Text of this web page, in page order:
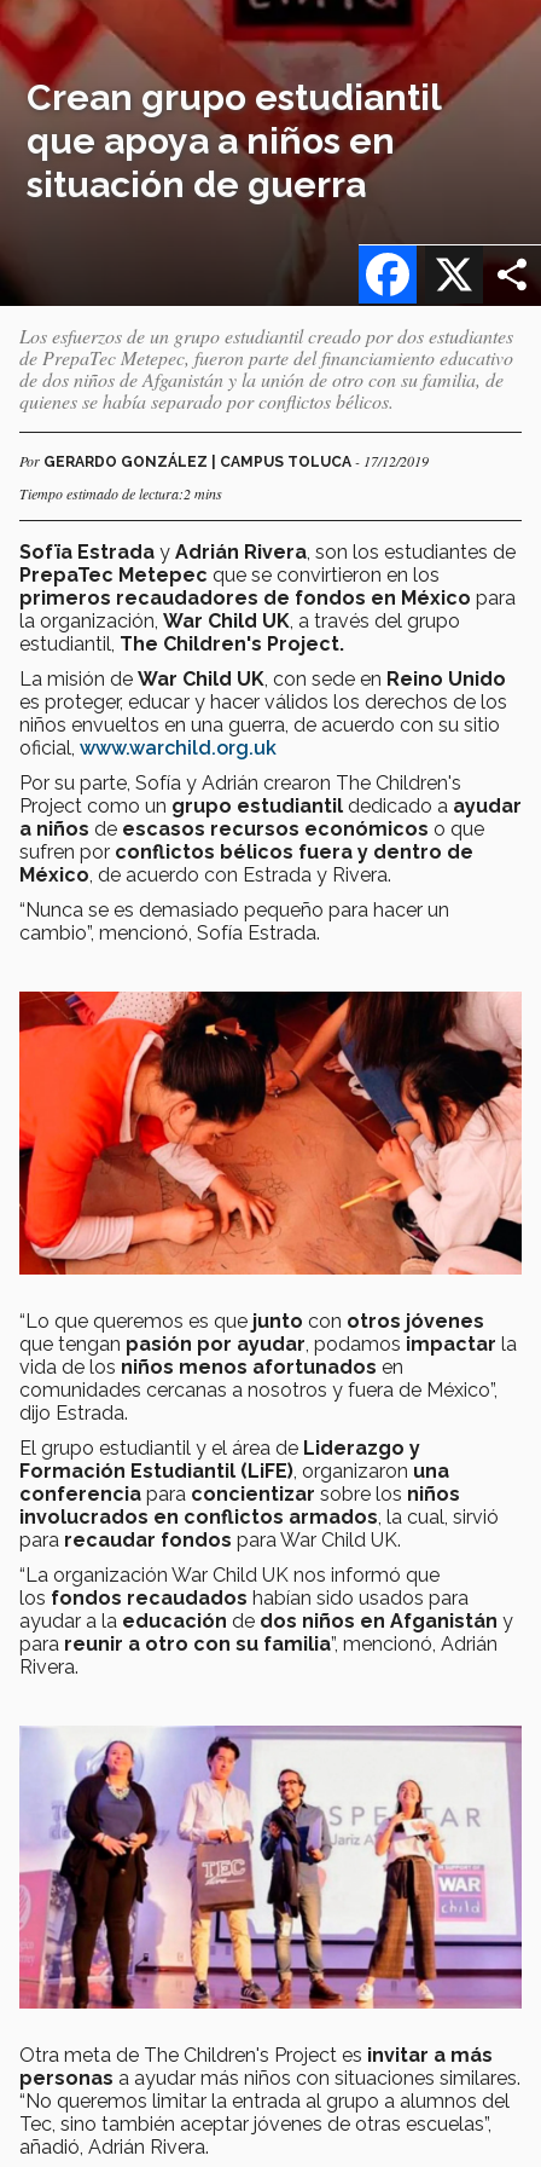
Crean grupo estudiantil
que apoya a niños en
situación de guerra
X
Facebook
Los esfuerzos de un grupo estudiantil creado por dos estudiantes
de PrepaTec Metepec, fueron parte del financiamiento educativo
de dos niños de Afganistán y la unión de otro con su familia, de
quienes se había separado por conflictos bélicos.
Por GERARDO GONZÁLEZ | CAMPUS TOLUCA - 17/12/2019
Tiempo estimado de lectura:2 mins
Sofïa Estrada y Adrián Rivera , son los estudiantes de
PrepaTec Metepec que se convirtieron en los
primeros recaudadores de fondos en México para
la organización, War Child UK , a través del grupo
estudiantil, The Children's Project.
La misión de War Child UK , con sede en Reino Unido
es proteger, educar y hacer válidos los derechos de los
niños envueltos en una guerra, de acuerdo con su sitio
oficial, www.warchild.org.uk
Por su parte, Sofía y Adrián crearon The Children's
Project como un grupo estudiantil dedicado a ayudar
a niños de escasos recursos económicos o que
sufren por conflictos bélicos fuera y dentro de
México , de acuerdo con Estrada y Rivera.
“Nunca se es demasiado pequeño para hacer un
cambio”, mencionó, Sofía Estrada.
“Lo que queremos es que junto con otros jóvenes
que tengan pasión por ayudar , podamos impactar la
vida de los niños menos afortunados en
comunidades cercanas a nosotros y fuera de México”,
dijo Estrada.
El grupo estudiantil y el área de Liderazgo y
Formación Estudiantil (LiFE) , organizaron una
conferencia para concientizar sobre los niños
involucrados en conflictos armados , la cual, sirvió
para recaudar fondos para War Child UK.
“La organización War Child UK nos informó que
los fondos recaudados habían sido usados para
ayudar a la educación de dos niños en Afganistán y
para reunir a otro con su familia”, mencionó, Adrián
Rivera.
Otra meta de The Children's Project es invitar a más
personas a ayudar más niños con situaciones similares.
“No queremos limitar la entrada al grupo a alumnos del
Tec, sino también aceptar jóvenes de otras escuelas”,
añadió, Adrián Rivera.